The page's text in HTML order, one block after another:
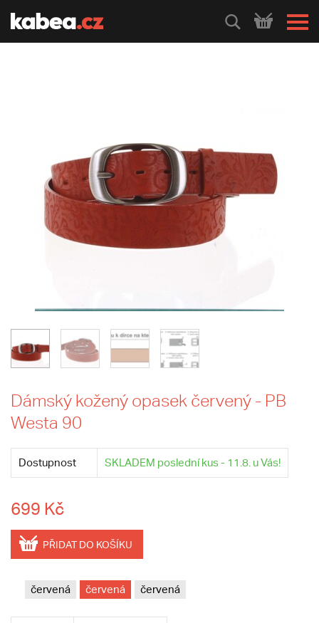
HLEDEJ
Dámský kožený opasek červený - PB
Westa 90
Dostupnost SKLADEM poslední kus - 11.8. u Vás!
699 Kč
PŘIDAT DO KOŠÍKU
červená červená červená